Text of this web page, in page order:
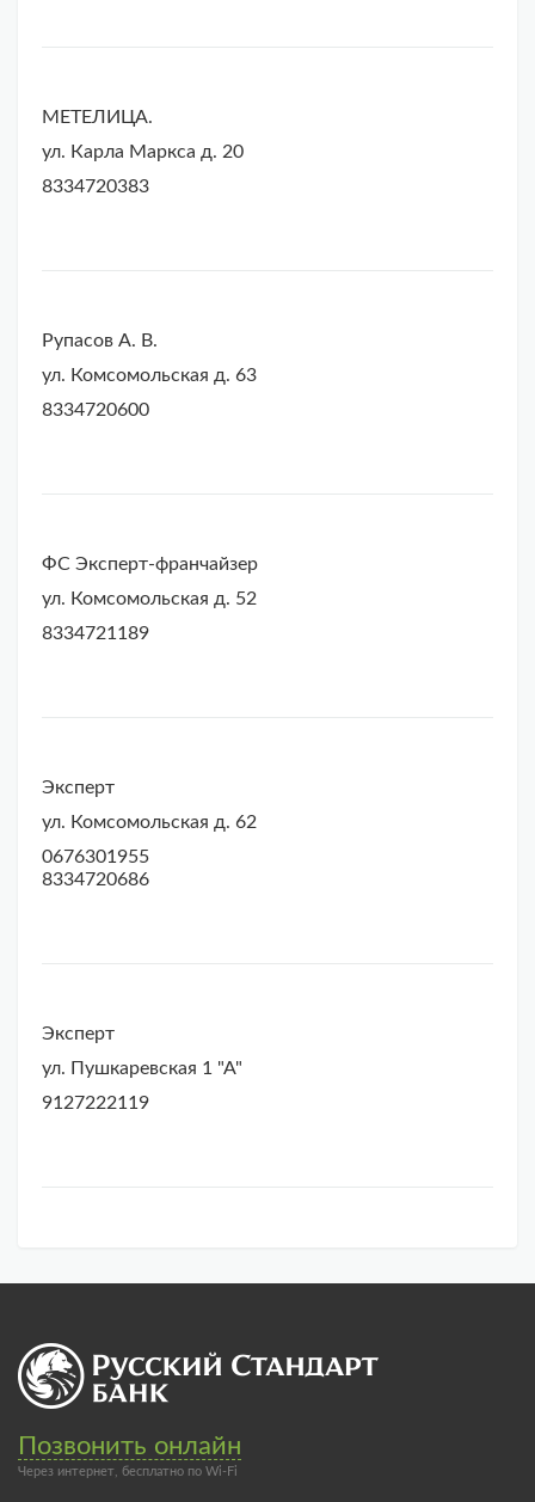
МЕТЕЛИЦА.
ул. Карла Маркса д. 20
8334720383
Рупасов А. В.
ул. Комсомольская д. 63
8334720600
ФС Эксперт-франчайзер
ул. Комсомольская д. 52
8334721189
Эксперт
ул. Комсомольская д. 62
0676301955
8334720686
Эксперт
ул. Пушкаревская 1 "А"
9127222119
Позвонить онлайн
Через интернет, бесплатно по Wi-Fi